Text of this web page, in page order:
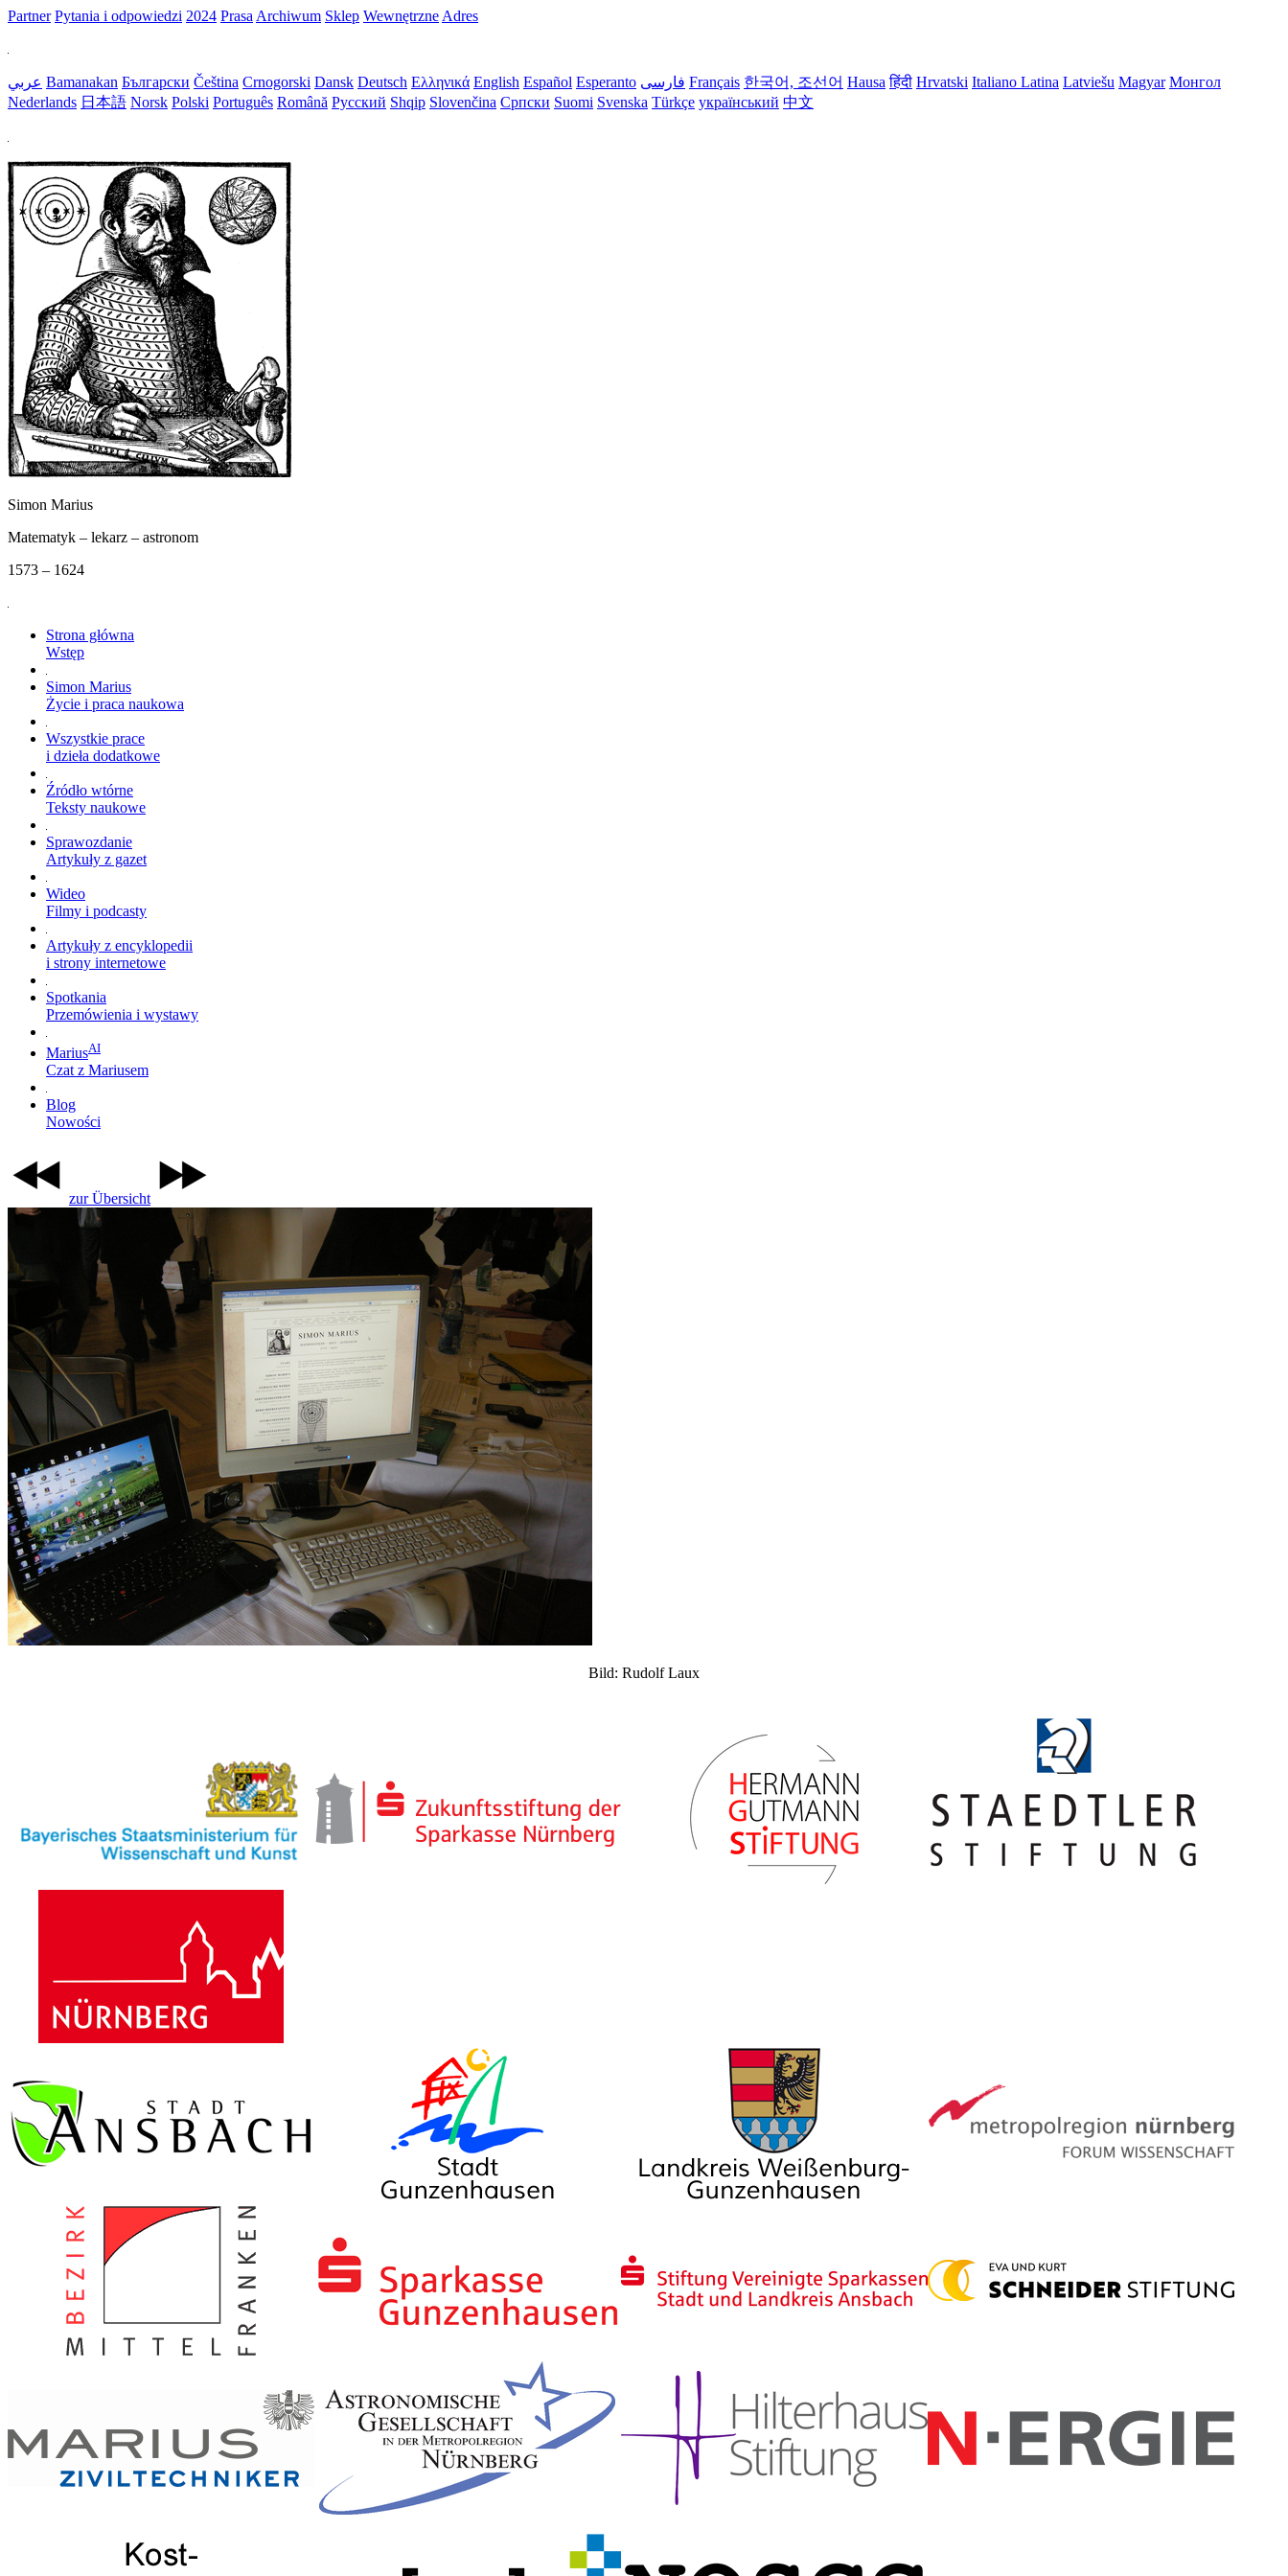
Partner Pytania i odpowiedzi 2024 Prasa Archiwum Sklep Wewnętrzne Adres
عربي Bamanakan Български Čeština Crnogorski Dansk Deutsch Ελληνικά English Español Esperanto فارسی Français 한국어, 조선어 Hausa हिंदी Hrvatski Italiano Latina Latviešu Magyar Монгол
Nederlands 日本語 Norsk Polski Português Română Русский Shqip Slovenčina Српски Suomi Svenska Türkçe український 中文
Simon Marius
Matematyk – lekarz – astronom
1573 – 1624
Strona główna
Wstęp
Simon Marius
Życie i praca naukowa
Wszystkie prace
i dzieła dodatkowe
Źródło wtórne
Teksty naukowe
Sprawozdanie
Artykuły z gazet
Wideo
Filmy i podcasty
Artykuły z encyklopedii
i strony internetowe
Spotkania
Przemówienia i wystawy
MariusAI
Czat z Mariusem
Blog
Nowości
zur Übersicht
Bild: Rudolf Laux